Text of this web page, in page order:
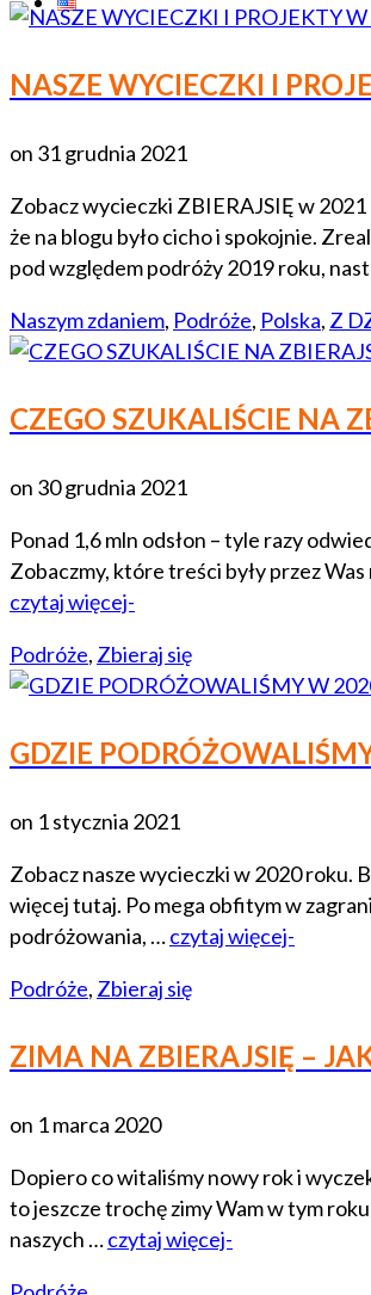
NASZE WYCIECZKI I
on 31 grudnia 2021
Zobacz wycieczki ZBIERAJSIĘ w
że na blogu było cicho i spokojnie.
pod względem podróży 2019 roku,
Naszym zdaniem, Podróże, Polska, Z
CZEGO SZUKALIŚCIE NA
on 30 grudnia 2021
Ponad 1,6 mln odsłon – tyle razy
Zobaczmy, które treści były przez
czytaj więcej-
Podróże, Zbieraj się
GDZIE
on 1 stycznia 2021
Zobacz nasze wycieczki w 2020 roku.
więcej tutaj. Po mega obfitym w
podróżowania, …czytaj więcej-
Podróże, Zbieraj się
ZIMA NA ZBIERAJSIĘ –
on 1 marca 2020
Dopiero co witaliśmy nowy rok i
to jeszcze trochę zimy Wam w tym
naszych …czytaj więcej-